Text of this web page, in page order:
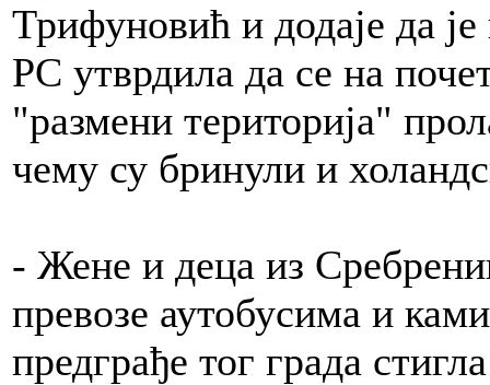
Трифуновић и додаје да
РС утврдила да се на
"размени територија"
чему су бринули и
- Жене и деца из
превозе аутобусима и
предграђе тог града